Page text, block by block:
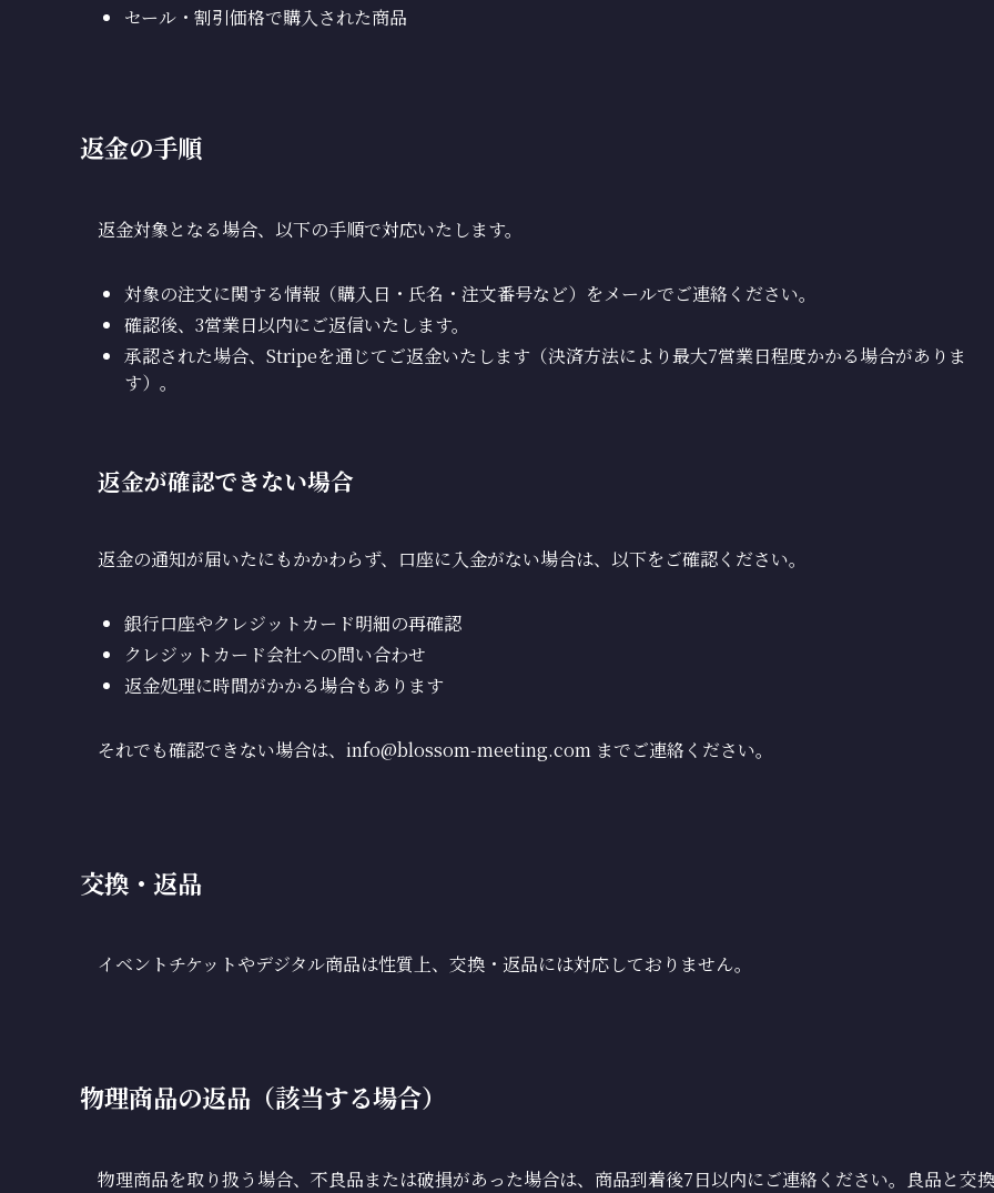
セール・割引価格で購入された商品
返金の手順
返金対象となる場合、以下の手順で対応いたします。
対象の注文に関する情報（購入日・氏名・注文番号など）をメールでご連絡ください。
確認後、3営業日以内にご返信いたします。
承認された場合、Stripeを通じてご返金いたします（決済方法により最大7営業日程度かかる場合がありま
す）。
返金が確認できない場合
返金の通知が届いたにもかかわらず、口座に入金がない場合は、以下をご確認ください。
銀行口座やクレジットカード明細の再確認
クレジットカード会社への問い合わせ
返金処理に時間がかかる場合もあります
それでも確認できない場合は、info@blossom-meeting.com までご連絡ください。
交換・返品
イベントチケットやデジタル商品は性質上、交換・返品には対応しておりません。
物理商品の返品（該当する場合）
物理商品を取り扱う場合、不良品または破損があった場合は、商品到着後7日以内にご連絡ください。良品と交換